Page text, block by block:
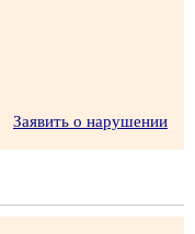
Заявить о нарушении